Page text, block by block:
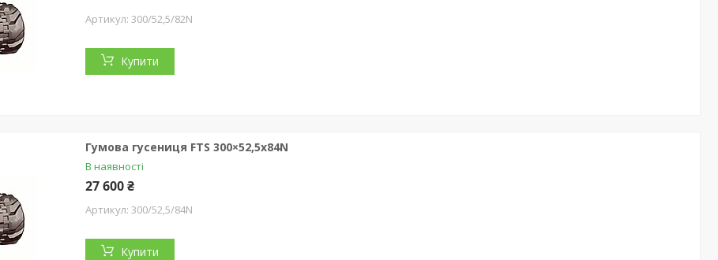
300/52,5/82N
Купити
Гумова гусениця FTS 300×52,5x84N
В наявності
27 600 ₴
300/52,5/84N
Купити